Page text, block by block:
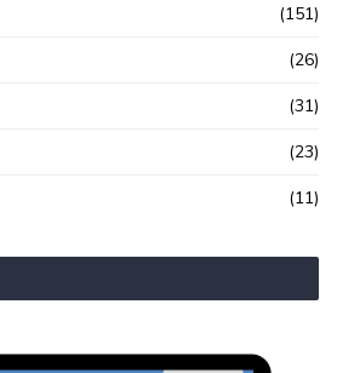
(151)
(26)
(31)
(23)
(11)